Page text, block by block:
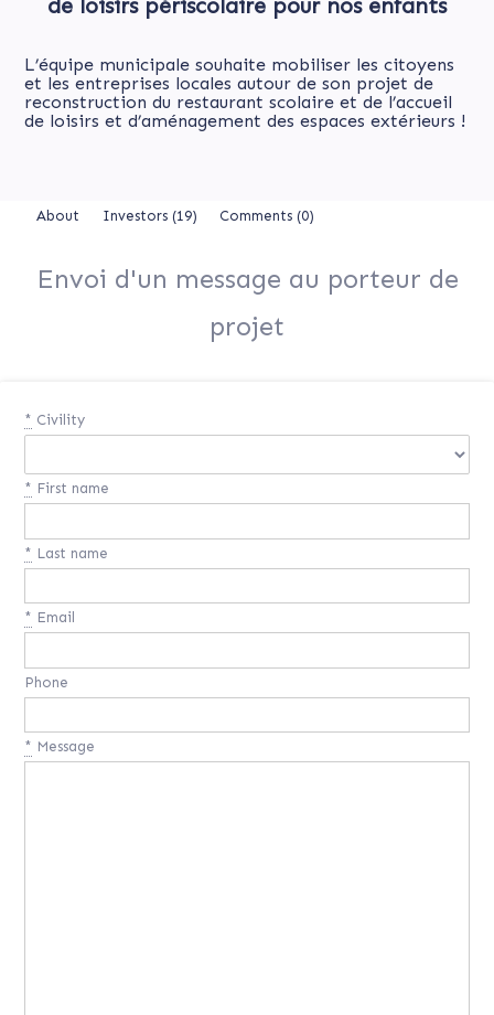
L’équipe municipale souhaite mobiliser les citoyens
et les entreprises locales autour de son projet de
reconstruction du restaurant scolaire et de l’accueil
de loisirs et d’aménagement des espaces extérieurs !
About Investors (19) Comments (0)
Envoi d'un message au porteur de
projet
* Civility
* First name
* Last name
* Email
Phone
* Message